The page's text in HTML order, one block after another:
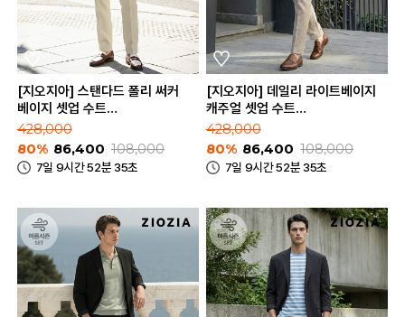
[지오지아] 스탠다드 폴리 써커
베이지 셋업 수트
(AAE2KG1603_AAE2PP1603_BE)
428,000
80% 86,400 108,000
7일 9시간 52분 35초
[지오지아] 데일리 라이트베이지
캐주얼 셋업 수트
428,000
80% 86,400 108,000
7일 9시간 52분 35초